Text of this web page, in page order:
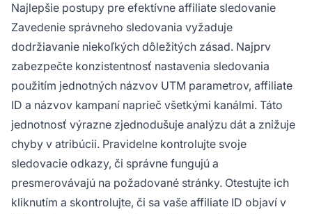
Najlepšie postupy pre efektívne affiliate sledovanie
Zavedenie správneho sledovania vyžaduje
dodržiavanie niekoľkých dôležitých zásad. Najprv
zabezpečte konzistentnosť nastavenia sledovania
použitím jednotných názvov UTM parametrov, affiliate
ID a názvov kampaní naprieč všetkými kanálmi. Táto
jednotnosť výrazne zjednodušuje analýzu dát a znižuje
chyby v atribúcii. Pravidelne kontrolujte svoje
sledovacie odkazy, či správne fungujú a
presmerovávajú na požadované stránky. Otestujte ich
kliknutím a skontrolujte, či sa vaše affiliate ID objaví v